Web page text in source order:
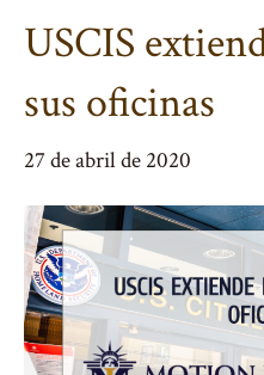
USCIS
sus oficinas
27 de abril de 2020